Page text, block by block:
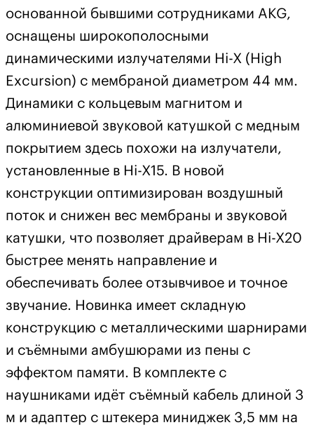
основанной бывшими сотрудниками AKG,
оснащены широкополосными
динамическими излучателями Hi-X (High
Excursion) с мембраной диаметром 44 мм.
Динамики с кольцевым магнитом и
алюминиевой звуковой катушкой с медным
покрытием здесь похожи на излучатели,
установленные в Hi-X15. В новой
конструкции оптимизирован воздушный
поток и снижен вес мембраны и звуковой
катушки, что позволяет драйверам в Hi-X20
быстрее менять направление и
обеспечивать более отзывчивое и точное
звучание. Новинка имеет складную
конструкцию с металлическими шарнирами
и съёмными амбушюрами из пены с
эффектом памяти. В комплекте с
наушниками идёт съёмный кабель длиной 3
м и адаптер с штекера миниджек 3,5 мм на